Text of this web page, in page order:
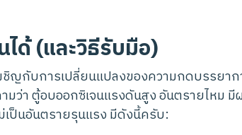
ด้ (และวิธีรับมือ)
ชิญกับการเปลี่ยนแปลงของความกดบรรยา
ว่า ตู้อบออกซิเจนแรงดันสูง อันตรายไหม มี
ป็นอันตรายรุนแรง มีดังนี้ครับ: